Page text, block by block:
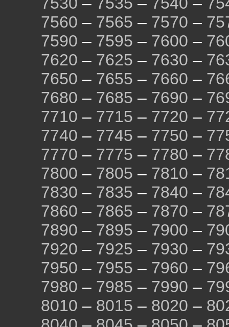
7560 – 7565 – 7570 –
7590 – 7595 – 7600 –
7620 – 7625 – 7630 –
7650 – 7655 – 7660 –
7680 – 7685 – 7690 –
7710 – 7715 – 7720 –
7740 – 7745 – 7750 –
7770 – 7775 – 7780 –
7800 – 7805 – 7810 –
7830 – 7835 – 7840 –
7860 – 7865 – 7870 –
7890 – 7895 – 7900 –
7920 – 7925 – 7930 –
7950 – 7955 – 7960 –
7980 – 7985 – 7990 –
8010 – 8015 – 8020 –